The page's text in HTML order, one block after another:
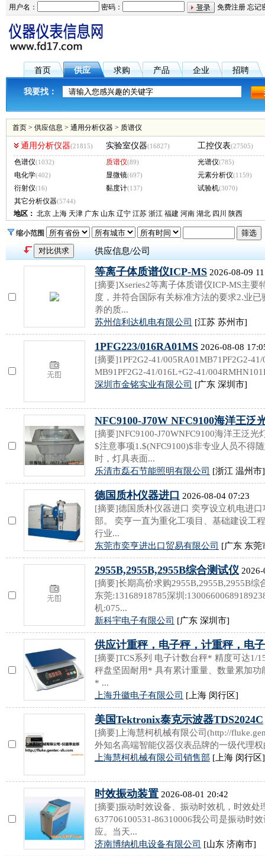
用户名： 密码： 免费注册 忘记
首页 供应 求购 产品 企业 招聘
我要找：
首页 > 供应信息 > 通用分析仪器 > 质谱仪
通用分析仪器(21815) 实验室仪器(16827) 工控仪表(27505)
色谱仪(1032) 质谱仪(89) 光谱仪(785)
电化学(402) 显微镜(697) 元素分析仪(1159)
衍射仪(16) 黏度计(137) 试验机(3070)
其它分析仪器(5744)
地区： 北京 上海 天津 广东 山东 辽宁 江苏 浙江 福建 河南 湖北 四川 陕西
缩小范围
供应信息/公司
等离子体质谱仪ICP-MS 2026-08-09
[摘要]Xseries2等离子体质谱仪ICP-MS主
度，并符合国际有关标准方法的要求2.业
养的质...
苏州信利达机电有限公司 [江苏 苏州市]
1PFG223/016RA01MS 2026-08-08
[摘要]1PF2G2-41/005RA01MB71PF2G2-
MB91PF2G2-41/016L+G2-41/
深圳市金铭实业有限公司 [广东 深圳市]
NFC9100-J70W NFC9100海洋王泛
[摘要]NFC9100-J70WNFC9100海洋王泛光
$注意事项1.$(NFC9100)$非专业人员不得
时，灯具表面...
乐清市磊石节能照明有限公司 [浙江 温州市]
德国质朴仪器进口 2026-08-04 07:23
[摘要]德国质朴仪器进口 奕亨设立机电进
部。 奕亨一直为重化工项目、基础建设工
行业...
东莞市奕亨进出口贸易有限公司 [广东 东莞
2955B,2955B,2955B综合测试仪
[摘要]长期高价求购2955B,2955B,2955B
东莞:13168918785深圳
机:075...
新科宇电子有限公司 [广东 深圳市]
供应计重秤，电子秤，计重秤，电
[摘要]TCS系列 电子计数台秤* 精度可达1/
秤盘坚固耐用* 具有累计重量、数量累加
* ...
上海升徽电子有限公司 [上海 闵行区]
美国Tektronix泰克示波器TDS2024C
[摘要]上海慧柯机械有限公司(http://
外知名高端智能仪器仪表品牌的一级代理
上海慧柯机械有限公司销售部 [上海 闵行区]
时效振动装置 2026-08-01 20:42
[摘要]振动时效设备、振动时效机，时效处
637706100531-86310006我公司是振动时
应。当天...
济南博纳机电设备有限公司 [山东 济南市]